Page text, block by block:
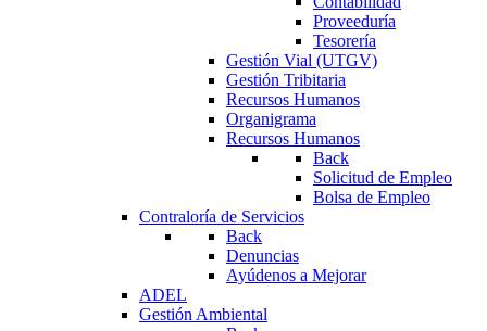
Proveeduría
Tesorería
Gestión Vial (UTGV)
Gestión Tribitaria
Recursos Humanos
Organigrama
Recursos Humanos
Back
Solicitud de Empleo
Bolsa de Empleo
Contraloría de Servicios
Back
Denuncias
Ayúdenos a Mejorar
ADEL
Gestión Ambiental